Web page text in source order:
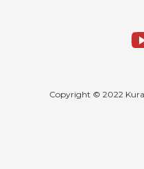
Copyright © 2022